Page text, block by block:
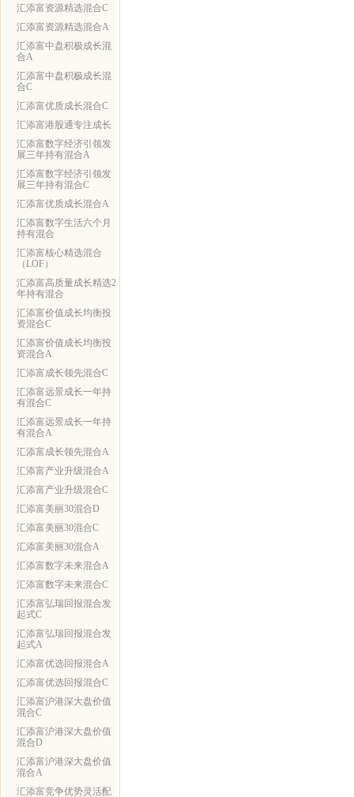
汇添富资源精选混合C
汇添富资源精选混合A
汇添富中盘积极成长混
合A
汇添富中盘积极成长混
合C
汇添富优质成长混合C
汇添富港股通专注成长
汇添富数字经济引领发
展三年持有混合A
汇添富数字经济引领发
展三年持有混合C
汇添富优质成长混合A
汇添富数字生活六个月
持有混合
汇添富核心精选混合
（LOF）
汇添富高质量成长精选2
年持有混合
汇添富价值成长均衡投
资混合C
汇添富价值成长均衡投
资混合A
汇添富成长领先混合C
汇添富远景成长一年持
有混合C
汇添富远景成长一年持
有混合A
汇添富成长领先混合A
汇添富产业升级混合A
汇添富产业升级混合C
汇添富美丽30混合D
汇添富美丽30混合C
汇添富美丽30混合A
汇添富数字未来混合A
汇添富数字未来混合C
汇添富弘瑞回报混合发
起式C
汇添富弘瑞回报混合发
起式A
汇添富优选回报混合A
汇添富优选回报混合C
汇添富沪港深大盘价值
混合C
汇添富沪港深大盘价值
混合D
汇添富沪港深大盘价值
混合A
汇添富竞争优势灵活配